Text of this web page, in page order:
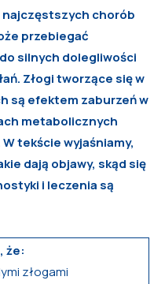
najczęstszych chorób
że przebiegać
silnych dolegliwości
. Złogi tworzące się w
są efektem zaburzeń w
metabolicznych
tekściewyjaśniamy,
dają objawy, skąd się
i leczenia są
że:
złogami